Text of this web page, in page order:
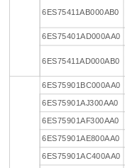
6ES75411AB000AB0
6ES75401AD000AA0
6ES75411AD000AB0
6ES75901BC000AA0
6ES75901AJ300AA0
6ES75901AF300AA0
6ES75901AE800AA0
6ES75901AC400AA0